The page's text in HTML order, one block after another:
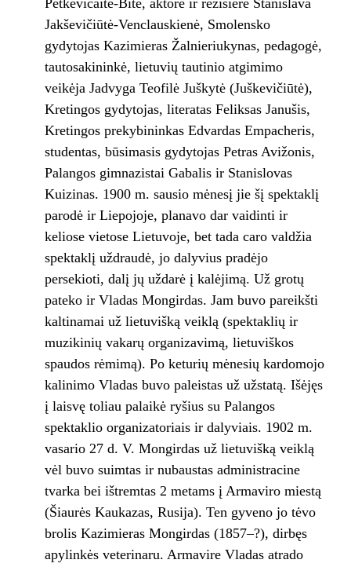
Petkevičaitė-Bitė, aktorė ir režisierė Stanislava
Jakševičiūtė-Venclauskienė, Smolensko
gydytojas Kazimieras Žalnieriukynas, pedagogė,
tautosakininkė, lietuvių tautinio atgimimo
veikėja Jadvyga Teofilė Juškytė (Juškevičiūtė),
Kretingos gydytojas, literatas Feliksas Janušis,
Kretingos prekybininkas Edvardas Empacheris,
studentas, būsimasis gydytojas Petras Avižonis,
Palangos gimnazistai Gabalis ir Stanislovas
Kuizinas. 1900 m. sausio mėnesį jie šį spektaklį
parodė ir Liepojoje, planavo dar vaidinti ir
keliose vietose Lietuvoje, bet tada caro valdžia
spektaklį uždraudė, jo dalyvius pradėjo
persekioti, dalį jų uždarė į kalėjimą. Už grotų
pateko ir Vladas Mongirdas. Jam buvo pareikšti
kaltinamai už lietuvišką veiklą (spektaklių ir
muzikinių vakarų organizavimą, lietuviškos
spaudos rėmimą). Po keturių mėnesių kardomojo
kalinimo Vladas buvo paleistas už užstatą. Išėjęs
į laisvę toliau palaikė ryšius su Palangos
spektaklio organizatoriais ir dalyviais. 1902 m.
vasario 27 d. V. Mongirdas už lietuvišką veiklą
vėl buvo suimtas ir nubaustas administracine
tvarka bei ištremtas 2 metams į Armaviro miestą
(Šiaurės Kaukazas, Rusija). Ten gyveno jo tėvo
brolis Kazimieras Mongirdas (1857–?), dirbęs
apylinkės veterinaru. Armavire Vladas atrado